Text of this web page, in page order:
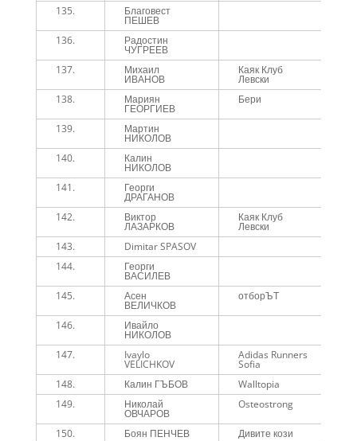
135. Благовест
ПЕШЕВ
136. Радостин
ЧУГРЕЕВ
137. Михаил
ИВАНОВ
Каяк Клуб
Левски
138. Мариян
ГЕОРГИЕВ
Бери
139. Мартин
НИКОЛОВ
140. Калин
НИКОЛОВ
141. Георги
ДРАГАНОВ
142. Виктор
ЛАЗАРКОВ
Каяк Клуб
Левски
143. Dimitar SPASOV
144.
Георги
ВАСИЛЕВ
145. Асен
ВЕЛИЧКОВ
отборЪТ
146. Ивайло
НИКОЛОВ
147. Ivaylo
VELICHKOV
Adidas Runners
Sofia
148. Калин ГЪБОВ Walltopia
149.
Николай
ОВЧАРОВ
Osteostrong
150. Боян ПЕНЧЕВ Дивите кози